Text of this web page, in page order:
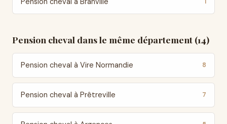
Pension cheval dans le même département (14)
Pension cheval à Vire Normandie 8
Pension cheval à Prêtreville 7